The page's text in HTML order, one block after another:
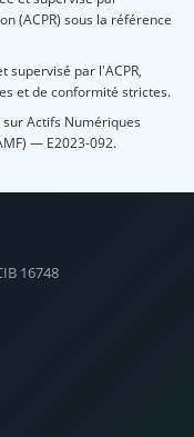
(ACPR) sous la référence
supervisé par l'ACPR,
et de conformité strictes.
Actifs Numériques
— E2023-092.
16748